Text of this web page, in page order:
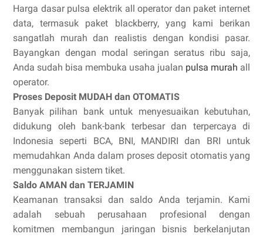
Harga dasar pulsa elektrik all operator dan paket internet
data, termasuk paket blackberry, yang kami berikan
sangatlah murah dan realistis dengan kondisi pasar.
Bayangkan dengan modal seringan seratus ribu saja,
Anda sudah bisa membuka usaha jualan pulsa murah all
operator.
Proses Deposit MUDAH dan OTOMATIS
Banyak pilihan bank untuk menyesuaikan kebutuhan,
didukung oleh bank-bank terbesar dan terpercaya di
Indonesia seperti BCA, BNI, MANDIRI dan BRI untuk
memudahkan Anda dalam proses deposit otomatis yang
menggunakan sistem tiket.
Saldo AMAN dan TERJAMIN
Keamanan transaksi dan saldo Anda terjamin. Kami
adalah sebuah perusahaan profesional dengan
komitmen membangun jaringan bisnis berkelanjutan